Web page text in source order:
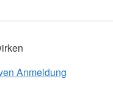
Anmeldung